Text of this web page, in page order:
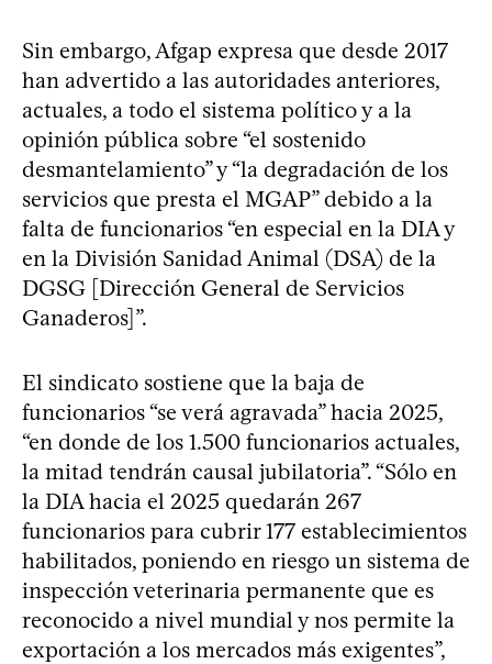
Sin embargo, Afgap expresa que desde 2017
han advertido a las autoridades anteriores,
actuales, a todo el sistema político y a la
opinión pública sobre “el sostenido
desmantelamiento” y “la degradación de los
servicios que presta el MGAP” debido a la
falta de funcionarios “en especial en la DIA y
en la División Sanidad Animal (DSA) de la
DGSG [Dirección General de Servicios
Ganaderos]”.
El sindicato sostiene que la baja de
funcionarios “se verá agravada” hacia 2025,
“en donde de los 1.500 funcionarios actuales,
la mitad tendrán causal jubilatoria”. “Sólo en
la DIA hacia el 2025 quedarán 267
funcionarios para cubrir 177 establecimientos
habilitados, poniendo en riesgo un sistema de
inspección veterinaria permanente que es
reconocido a nivel mundial y nos permite la
exportación a los mercados más exigentes”,